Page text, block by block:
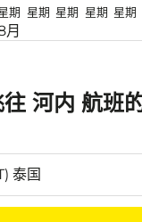
期
月
星期 星期 星期 星期
河内 航班